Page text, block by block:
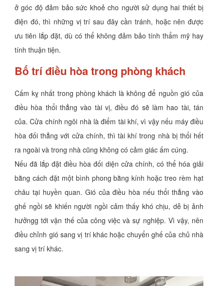
ở góc độ đảm bảo sức khoẻ cho người sử dụng hai thiết bị
điện đó, thì những vị trí sau đây cần tránh, hoặc nên được
ưu tiên lắp đặt, dù có thể không đảm bảo tính thẩm mỹ hay
tính thuận tiện.
Bố trí điều hòa trong phòng khách
Cấm kỵ nhất trong phòng khách là không để nguồn gió của
điều hòa thổi thẳng vào tài vị, điều đó sẽ làm hao tài, tán
của. Cửa chính ngôi nhà là điểm tài khí, vì vậy nếu máy điều
hòa đối thẳng với cửa chính, thì tài khí trong nhà bị thổi hết
ra ngoài và trong nhà cũng không có cảm giác ấm cúng.
Nếu đã lắp đặt điều hòa đối diện cửa chính, có thể hóa giải
bằng cách đặt một bình phong bằng kính hoặc treo rèm hạt
châu tại huyền quan. Gió của điều hòa nếu thổi thẳng vào
ghế ngồi sẽ khiến người ngồi cảm thấy khó chịu, dễ bị ảnh
hưởngg tới vận thế của công việc và sự nghiệp. Vì vậy, nên
điều chỉnh gió sang vị trí khác hoặc chuyển ghế của chủ nhà
sang vị trí khác.